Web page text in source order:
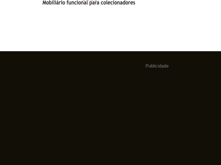
Publicidade